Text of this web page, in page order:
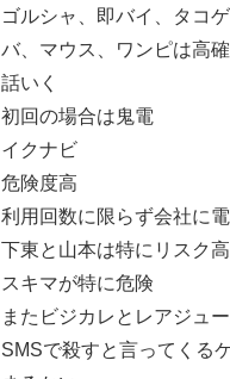
ゴルシャ、即バイ、タコ
バ、マウス、ワンピは高
話いく
初回の場合は鬼電
イクナビ
危険度高
利用回数に限らず会社に電
下東と山本は特にリスク高
スキマが特に危険
またビジカレとレアジュ
SMSで殺すと言ってくる